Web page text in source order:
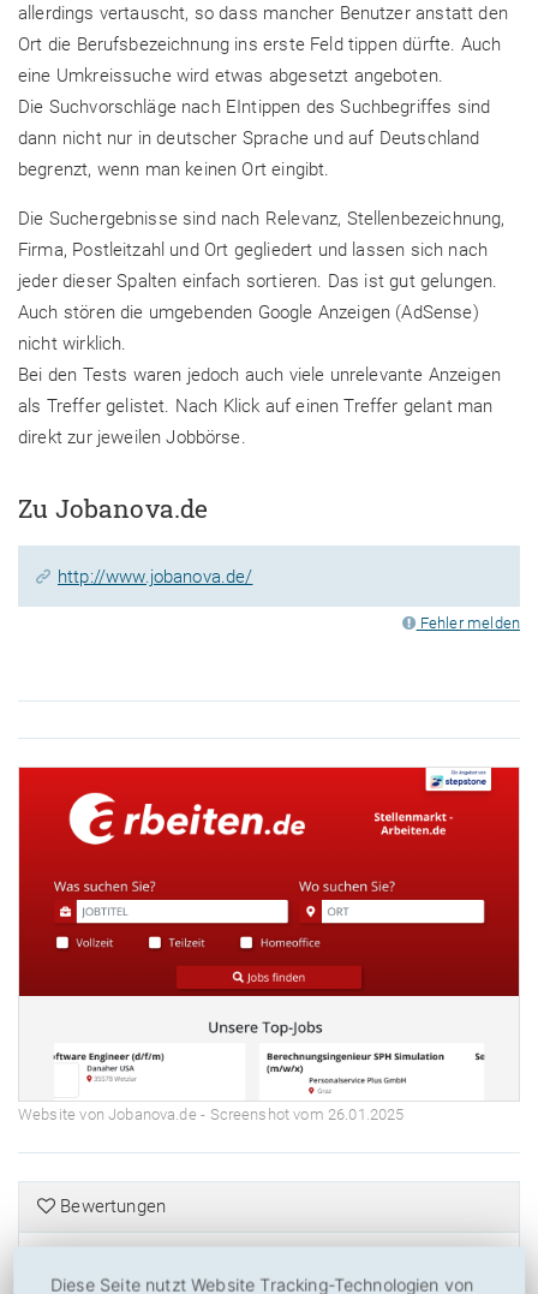
allerdings vertauscht, so dass mancher Benutzer anstatt den
Ort die Berufsbezeichnung ins erste Feld tippen dürfte. Auch
eine Umkreissuche wird etwas abgesetzt angeboten.
Die Suchvorschläge nach EIntippen des Suchbegriffes sind
dann nicht nur in deutscher Sprache und auf Deutschland
begrenzt, wenn man keinen Ort eingibt.
Die Suchergebnisse sind nach Relevanz, Stellenbezeichnung,
Firma, Postleitzahl und Ort gegliedert und lassen sich nach
jeder dieser Spalten einfach sortieren. Das ist gut gelungen.
Auch stören die umgebenden Google Anzeigen (AdSense)
nicht wirklich.
Bei den Tests waren jedoch auch viele unrelevante Anzeigen
als Treffer gelistet. Nach Klick auf einen Treffer gelant man
direkt zur jeweilen Jobbörse.
Zu Jobanova.de
http://www.jobanova.de/
Fehler melden
Website von Jobanova.de - Screenshot vom 26.01.2025
Bewertungen
Wie bewerten Sie Jobanova.de?
Diese Seite nutzt Website Tracking-Technologien von